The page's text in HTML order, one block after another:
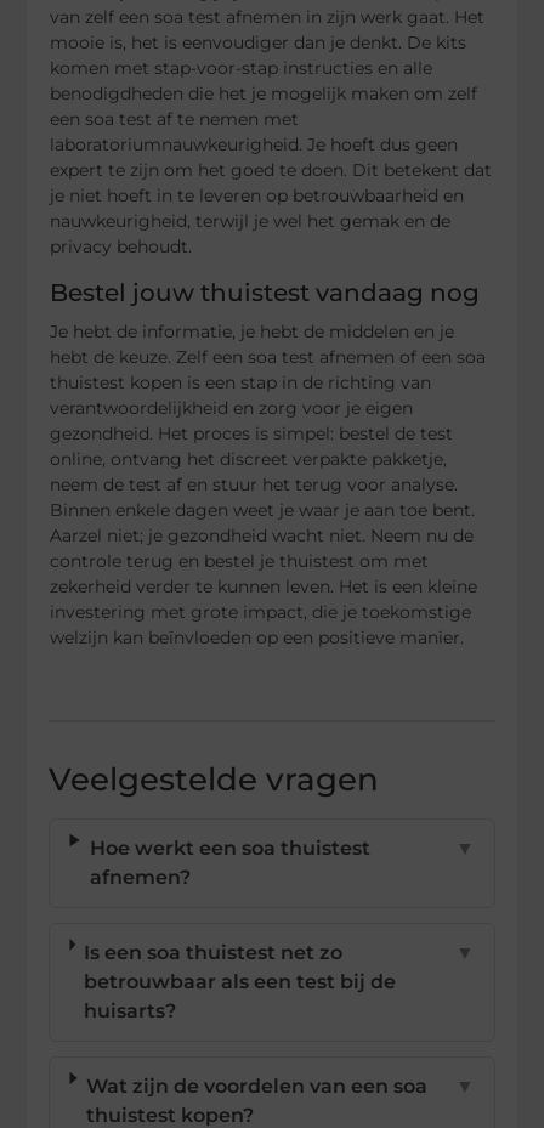
van zelf een soa test afnemen in zijn werk gaat. Het
mooie is, het is eenvoudiger dan je denkt. De kits
komen met stap-voor-stap instructies en alle
benodigdheden die het je mogelijk maken om zelf
een soa test af te nemen met
laboratoriumnauwkeurigheid. Je hoeft dus geen
expert te zijn om het goed te doen. Dit betekent dat
je niet hoeft in te leveren op betrouwbaarheid en
nauwkeurigheid, terwijl je wel het gemak en de
privacy behoudt.
Bestel jouw thuistest vandaag nog
Je hebt de informatie, je hebt de middelen en je
hebt de keuze. Zelf een soa test afnemen of een soa
thuistest kopen is een stap in de richting van
verantwoordelijkheid en zorg voor je eigen
gezondheid. Het proces is simpel: bestel de test
online, ontvang het discreet verpakte pakketje,
neem de test af en stuur het terug voor analyse.
Binnen enkele dagen weet je waar je aan toe bent.
Aarzel niet; je gezondheid wacht niet. Neem nu de
controle terug en bestel je thuistest om met
zekerheid verder te kunnen leven. Het is een kleine
investering met grote impact, die je toekomstige
welzijn kan beïnvloeden op een positieve manier.
Veelgestelde vragen
Hoe werkt een soa thuistest
afnemen?
▼
Is een soa thuistest net zo
betrouwbaar als een test bij de
huisarts?
▼
Wat zijn de voordelen van een soa
thuistest kopen?
▼